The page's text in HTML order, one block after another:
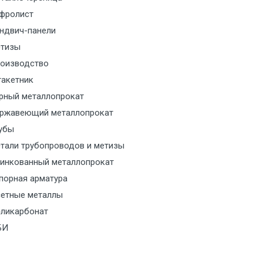
за МКАД
за МКАД
за МКАД
с транспортным
с транспортным
с транспортным
панели
металлопрокат
металлопрокат
трубопроводов и метизы
металлопрокат
арматура
металлы